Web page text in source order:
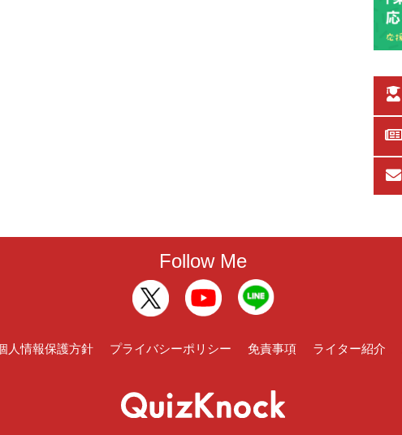
Follow Me
人情報保護方針 プライバシーポリシー 免責事項 ライター紹介